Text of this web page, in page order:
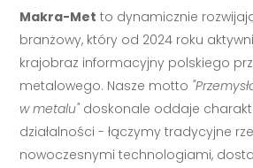
Makra-Met to dynamicznie
branżowy, który od 2024 roku
krajobraz informacyjny polskiego
metalowego. Nasze motto
w metalu"doskonale oddaje
działalności - łączymy tradycyjne
nowoczesnymi technologiami,